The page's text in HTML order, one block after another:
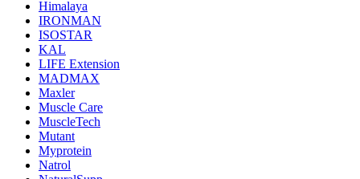
Himalaya
IRONMAN
ISOSTAR
KAL
LIFE Extension
MADMAX
Maxler
Muscle Care
MuscleTech
Mutant
Myprotein
Natrol